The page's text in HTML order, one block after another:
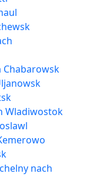
Chabarowsk
Wladiwostok
nach